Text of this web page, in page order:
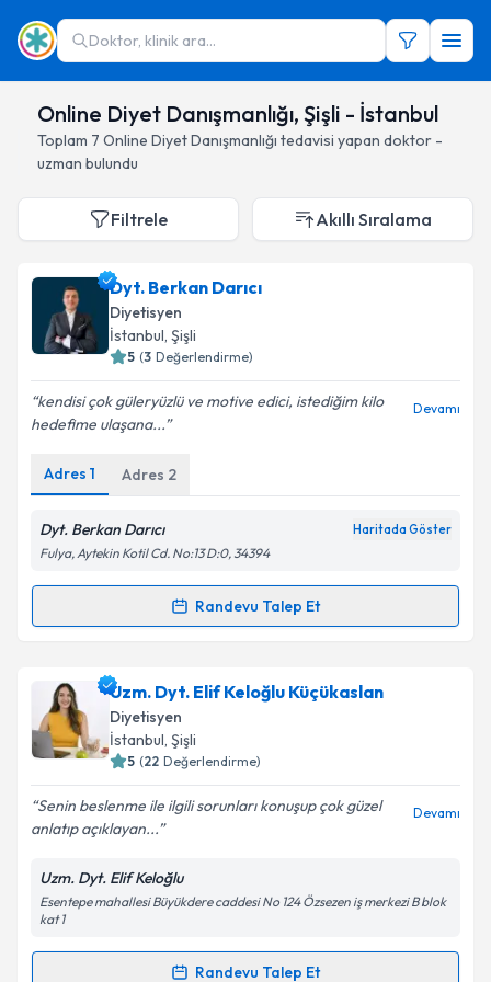
Doktor, klinik ara...
Online Diyet Danışmanlığı, Şişli - İstanbul
Toplam 7 Online Diyet Danışmanlığı tedavisi yapan doktor -
uzman bulundu
Filtrele Akıllı Sıralama
Dyt. Berkan Darıcı
Diyetisyen
İstanbul, Şişli
5 (3 Değerlendirme)
kendisi çok güleryüzlü ve motive edici, istediğim kilo
hedefime ulaşana...
Devamı
Adres 1 Adres 2
Dyt. Berkan Darıcı Haritada Göster
Fulya, Aytekin Kotil Cd. No:13 D:0, 34394
Randevu Talep Et
Randevu Takvimi Talebi
Dyt. Berkan Darıcıiçin randevu takvimi talebi
oluşturun. Size bu uzmandan randevu almanız için bir
takvim hazırlandığında e-posta ile bilgilendireceğiz.
Kişisel verilerimin işlenmesine ilişkin
Metni'ni okudum ve kişisel verilerimin belirtilen
Uzm. Dyt. Elif Keloğlu Küçükaslan
Diyetisyen
İstanbul, Şişli
5 (22 Değerlendirme)
Senin beslenme ile ilgili sorunları konuşup çok güzel
anlatıp açıklayan...
Devamı
Uzm. Dyt. Elif Keloğlu
Esentepe mahallesi Büyükdere caddesi No 124 Özsezen iş merkezi B blok
kat 1
Randevu Talep Et